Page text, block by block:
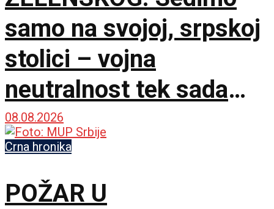
samo na svojoj, srpskoj
stolici – vojna
neutralnost tek sada
dobija na značaju
08.08.2026
Crna hronika
POŽAR U